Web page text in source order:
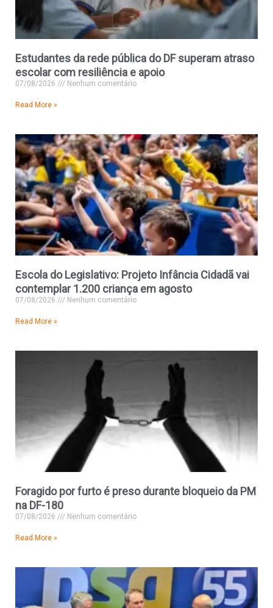
Estudantes da rede pública do DF superam atraso
escolar com resiliência e apoio
07/08/2026 Nenhum comentário
Read More »
Escola do Legislativo: Projeto Infância Cidadã vai
contemplar 1.200 criança em agosto
07/08/2026 Nenhum comentário
Read More »
Foragido por furto é preso durante bloqueio da PM
na DF-180
07/08/2026 Nenhum comentário
Read More »